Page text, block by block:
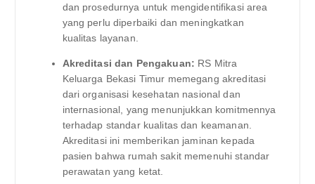
dan prosedurnya untuk mengidentifikasi area
yang perlu diperbaiki dan meningkatkan
kualitas layanan.
Akreditasi dan Pengakuan: RS Mitra
Keluarga Bekasi Timur memegang akreditasi
dari organisasi kesehatan nasional dan
internasional, yang menunjukkan komitmennya
terhadap standar kualitas dan keamanan.
Akreditasi ini memberikan jaminan kepada
pasien bahwa rumah sakit memenuhi standar
perawatan yang ketat.